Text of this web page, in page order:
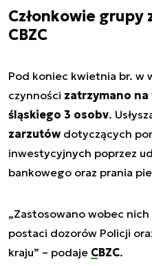
Członkowie grupy
CBZC
Pod koniec kwietnia br. w
czynności zatrzymano
śląskiego 3 osobv.
zarzutów dotyczących
inwestycyjnych poprzez
bankowego oraz prania
„Zastosowano wobec
postaci dozorów Policji
kraju” – podaje CBZC.